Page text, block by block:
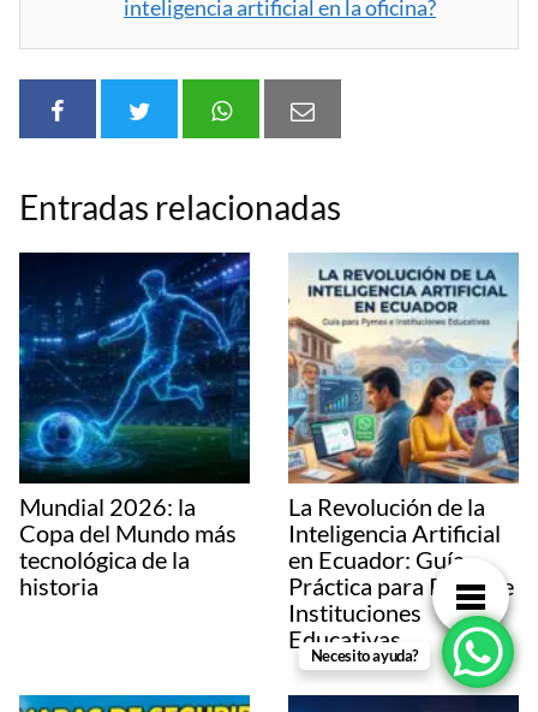
inteligencia artificial en la oficina?
Entradas relacionadas
Mundial 2026: la
Copa del Mundo más
tecnológica de la
historia
La Revolución de la
Inteligencia Artificial
en Ecuador: Guía
Práctica para Pymes e
Instituciones
Educativas
Necesito ayuda?